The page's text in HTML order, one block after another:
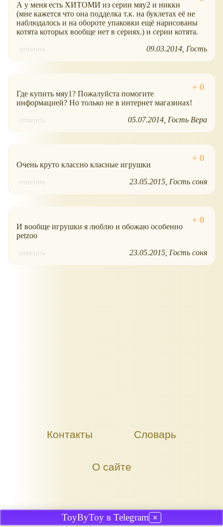
А у меня есть ХИТОМИ из серии мяу2 и никки
(мне кажется что она подделка т.к. на буклетах её не
наблюдалось и на обороте упаковки ещё нарисованы
котята которых вообще нет в сериях.) и серии котята.
ответить 09.03.2014 Гость
Где купить мяу1? Пожалуйста помогите
информацией? Но только не в интернет магазинах!
ответить 05.07.2014 Гость Вера
Очень круто классно класные игрушки
ответить 23.05.2015 Гость соня
И вообще игрушки я люблю и обожаю особенно
petzoo
ответить 23.05.2015 Гость соня
Контакты Словарь
О сайте
ToyByToy в Telegram ✕